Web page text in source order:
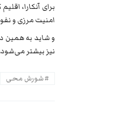
برای آنکارا،
امنیت مرزی و
و شاید به همین
نیز بیشتر می‌شود.
شورش محی